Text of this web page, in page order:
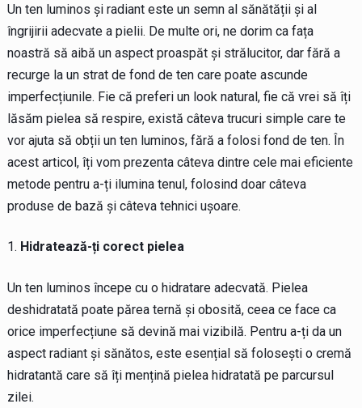
Un ten luminos și radiant este un semn al sănătății și al
îngrijirii adecvate a pielii. De multe ori, ne dorim ca fața
noastră să aibă un aspect proaspăt și strălucitor, dar fără a
recurge la un strat de fond de ten care poate ascunde
imperfecțiunile. Fie că preferi un look natural, fie că vrei să îți
lăsăm pielea să respire, există câteva trucuri simple care te
vor ajuta să obții un ten luminos, fără a folosi fond de ten. În
acest articol, îți vom prezenta câteva dintre cele mai eficiente
metode pentru a-ți ilumina tenul, folosind doar câteva
produse de bază și câteva tehnici ușoare.
Hidratează-ți corect pielea
Un ten luminos începe cu o hidratare adecvată. Pielea
deshidratată poate părea ternă și obosită, ceea ce face ca
orice imperfecțiune să devină mai vizibilă. Pentru a-ți da un
aspect radiant și sănătos, este esențial să folosești o cremă
hidratantă care să îți mențină pielea hidratată pe parcursul
zilei.